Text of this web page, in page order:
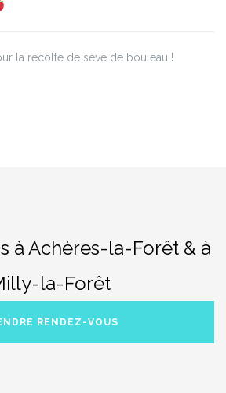
la récolte de sève de bouleau !
à Achères-la-Forêt & à
la-Forêt
RENDEZ-VOUS